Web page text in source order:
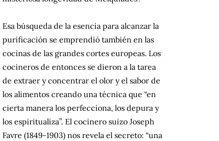
Esa búsqueda de la esencia para alcanzar la
purificación se emprendió también en las
cocinas de las grandes cortes europeas. Los
cocineros de entonces se dieron a la tarea
de extraer y concentrar el olor y el sabor de
los alimentos creando una técnica que “en
cierta manera los perfecciona, los depura y
los espiritualiza”. El cocinero suizo Joseph
Favre (1849-1903) nos revela el secreto: “una